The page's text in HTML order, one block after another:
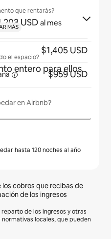
que rentarás?
USD al mes
el espacio?
entero para ellos.
en Airbnb?
hasta 120 noches al año
cobros que recibas de
de los ingresos
de los ingresos y otras
locales, que pueden
MÁS
$1,405 USD
$959 USD